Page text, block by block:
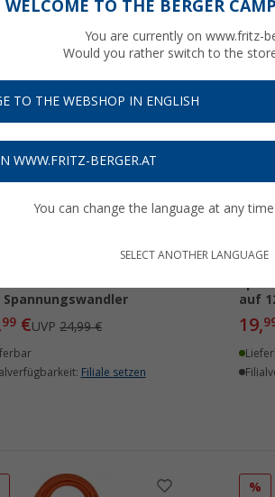
ANGEBOTE
99 €UVP24,99 €
Filiale setzen
%
auf
19,
%
WELCOME TO THE BERGER
You are currently on www.fritz-
Would you rather switch to the
TO THE WEBSHOP IN ENGLISH
WWW.FRITZ-BERGER.AT
You can change the language at any
SELECT ANOTHER LANGUAGE